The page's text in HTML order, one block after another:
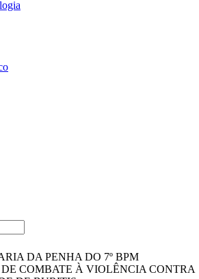
DA PENHA DO 7º BPM
COMBATE À VIOLÊNCIA CONTRA